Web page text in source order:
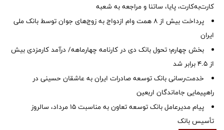
کارت‌به‌کارت، پایا، ساتنا و مراجعه به شعبه
پرداخت بیش از ۸ همت وام ازدواج به زوج‌های جوان توسط بانک ملی
ایران
بخش چهارم؛ تحول بانک دی در کارنامه چهارماهه/ درآمد کارمزدی بیش
از ۴.۵ برابر شد
خدمت‌رسانی بانک توسعه صادرات ایران به عاشقان حسینی در
راهپیمایی جاماندگان اربعین
پیام مدیرعامل بانک توسعه تعاون به مناسبت 15 مرداد، سالروز
تأسیس بانک